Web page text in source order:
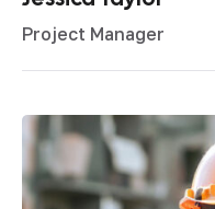
Project Manager